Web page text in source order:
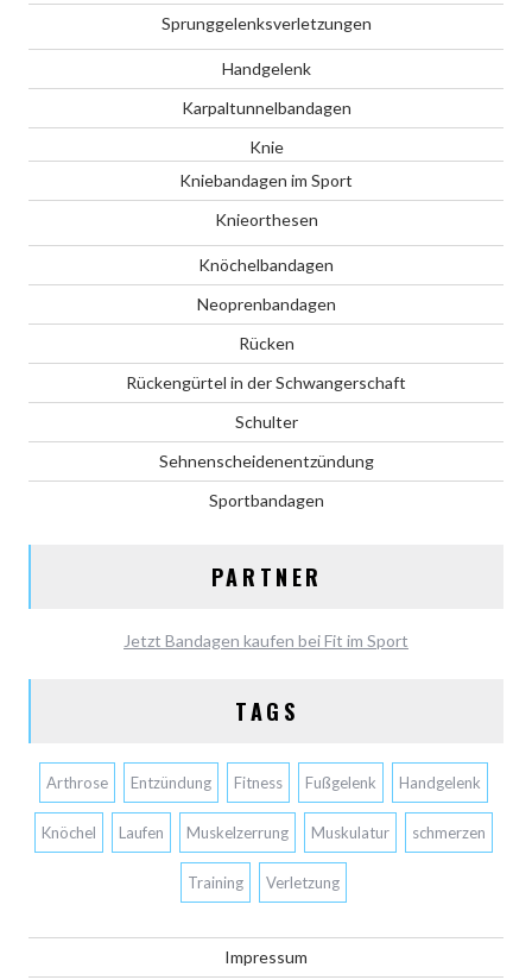
Sprunggelenksverletzungen
Handgelenk
Karpaltunnelbandagen
Knie
Kniebandagen im Sport
Knieorthesen
Knöchelbandagen
Neoprenbandagen
Rücken
Rückengürtel in der Schwangerschaft
Schulter
Sehnenscheidenentzündung
Sportbandagen
PARTNER
Jetzt Bandagen kaufen bei Fit im Sport
TAGS
Arthrose Entzündung Fitness Fußgelenk Handgelenk
Knöchel Laufen Muskelzerrung Muskulatur schmerzen
Training Verletzung
Impressum